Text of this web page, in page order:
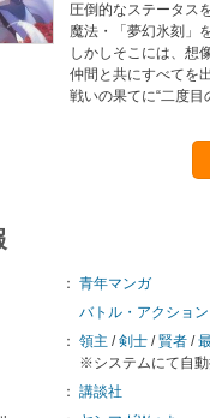
圧倒的なステータス
魔法・「夢幻氷刻」
しかしそこには、
仲間と共にすべてを
戦いの果てに“二度目
： 青年マンガ
バトル・アクション
： 領主 /剣士 /賢者 /
※システムにて自
： 講談社